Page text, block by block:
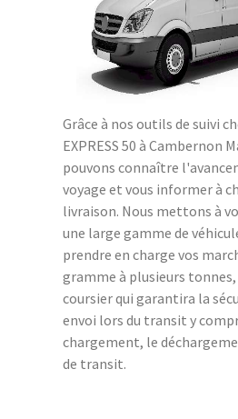
Grâce à nos outils de suivi
EXPRESS 50 à Cambernon
pouvons connaître
voyage et vous informer à
livraison. Nous mettons à
une large gamme de
prendre en charge vos
gramme à plusieurs
coursier qui garantira la
envoi lors du transit y
chargement, le
de transit.